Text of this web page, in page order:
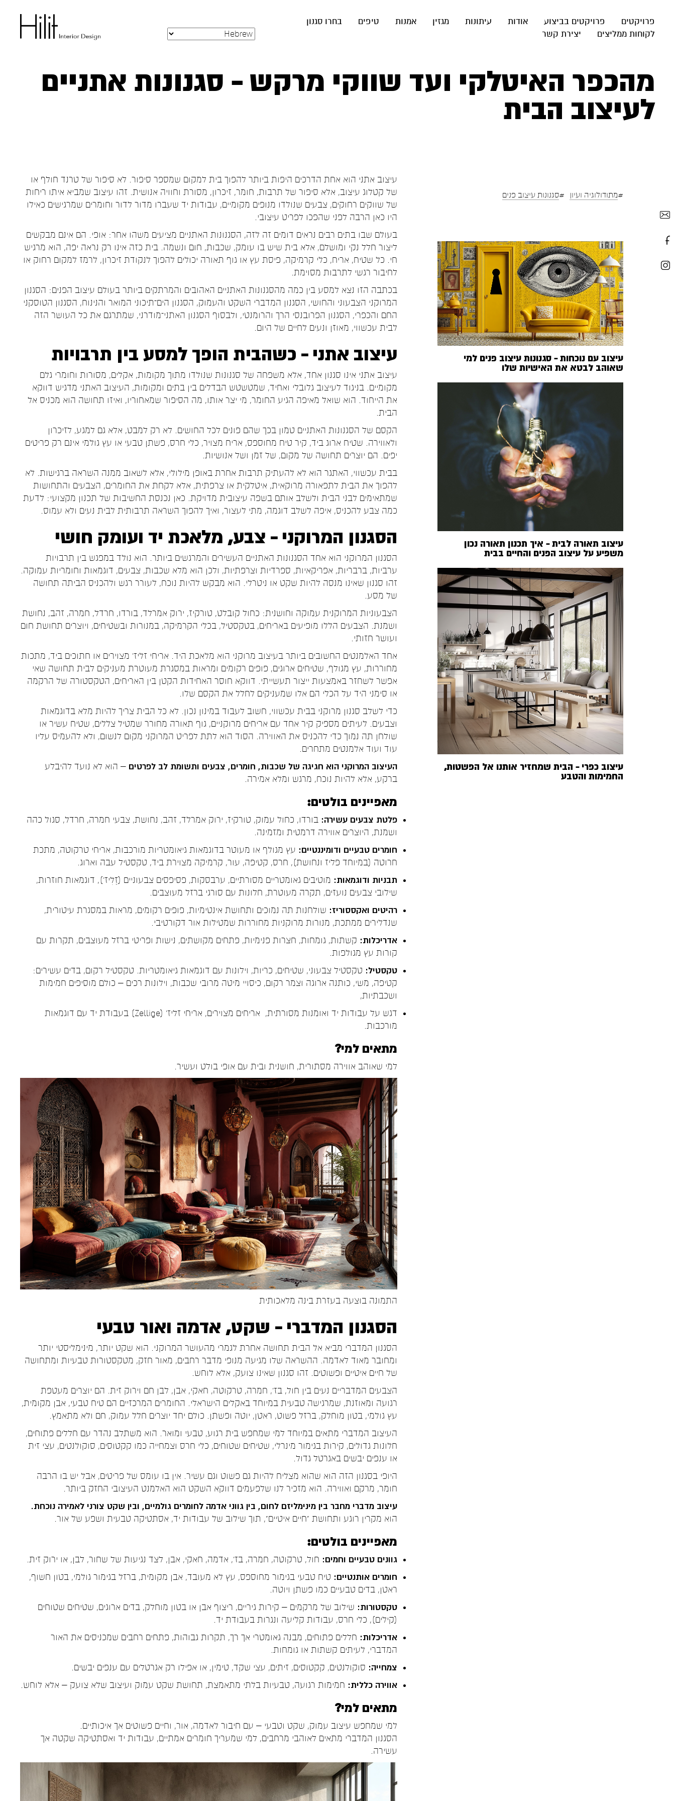
פרויקטים פרויקטים בביצוע אודות עיתונות מגזין אמנות טיפים
בחרו סגנון
לקוחות ממליצים
יצירת קשר
מהכפר האיטלקי ועד שווקי מרקש – סגנונות אתניים
לעיצוב הבית
#מתודולוגיה ועיון #סגנונות עיצוב פנים
עיצוב עם נוכחות – סגנונות עיצוב פנים למי
שאוהב לבטא את האישיות שלו
עיצוב תאורה לבית – איך תכנון תאורה נכון
משפיע על עיצוב הפנים והחיים בבית
עיצוב כפרי – הבית שמחזיר אותנו אל הפשטות,
החמימות והטבע
עיצוב אתני הוא אחת הדרכים היפות ביותר להפוך בית למקום שמספר סיפור. לא סיפור של טרנד חולף או
של קטלוג עיצוב, אלא סיפור של תרבות, חומר, זיכרון, מסורת וחוויה אנושית. זהו עיצוב שמביא איתו ריחות
של שווקים רחוקים, צבעים שנולדו מנופים מקומיים, עבודות יד שעברו מדור לדור וחומרים שמרגישים כאילו
היו כאן הרבה לפני שהפכו לפריט עיצובי.
בעולם שבו בתים רבים נראים דומים זה לזה, הסגנונות האתניים מציעים משהו אחר: אופי. הם אינם מבקשים
ליצור חלל נקי ומושלם, אלא בית שיש בו עומק, שכבות, חום ונשמה. בית כזה אינו רק נראה יפה, הוא מרגיש
חי. כל שטיח, אריח, כלי קרמיקה, פיסת עץ או גוף תאורה יכולים להפוך לנקודת זיכרון, לרמז למקום רחוק או
לחיבור רגשי לתרבות מסוימת.
בכתבה הזו נצא למסע בין כמה מהסגנונות האתניים האהובים והמרתקים ביותר בעולם עיצוב הפנים: הסגנון
המרוקני הצבעוני והחושי, הסגנון המדברי השקט והעמוק, הסגנון הים־תיכוני המואר והנינוח, הסגנון הטוסקני
החם והכפרי, הסגנון הפרובנסי הרך והרומנטי, ולבסוף הסגנון האתני־מודרני, שמתרגם את כל העושר הזה
לבית עכשווי, מאוזן ונעים לחיים של היום.
עיצוב אתני – כשהבית הופך למסע בין תרבויות
עיצוב אתני אינו סגנון אחד, אלא משפחה של סגנונות שנולדו מתוך מקומות, אקלים, מסורות וחומרי גלם
מקומיים. בניגוד לעיצוב גלובלי ואחיד, שמטשטש הבדלים בין בתים ומקומות, העיצוב האתני מדגיש דווקא
את הייחוד. הוא שואל מאיפה הגיע החומר, מי יצר אותו, מה הסיפור שמאחוריו, ואיזו תחושה הוא מכניס אל
הבית.
הקסם של הסגנונות האתניים טמון בכך שהם פונים לכל החושים. לא רק למבט, אלא גם למגע, לזיכרון
ולאווירה. שטיח ארוג ביד, קיר טיח מחוספס, אריח מצויר, כלי חרס, פשתן טבעי או עץ גולמי אינם רק פריטים
יפים. הם יוצרים תחושה של מקום, של זמן ושל אנושיות.
בבית עכשווי, האתגר הוא לא להעתיק תרבות אחרת באופן מילולי, אלא לשאוב ממנה השראה ברגישות. לא
להפוך את הבית לתפאורה מרוקאית, איטלקית או צרפתית, אלא לקחת את החומרים, הצבעים והתחושות
שמתאימים לבני הבית ולשלב אותם בשפה עיצובית מדויקת. כאן נכנסת החשיבות של תכנון מקצועי: לדעת
כמה צבע להכניס, איפה לשלב דוגמה, מתי לעצור, ואיך להפוך השראה תרבותית לבית נעים ולא עמוס.
הסגנון המרוקני – צבע, מלאכת יד ועומק חושי
הסגנון המרוקני הוא אחד הסגנונות האתניים העשירים והמרגשים ביותר. הוא נולד במפגש בין תרבויות
ערביות, ברבריות, אפריקאיות, ספרדיות וצרפתיות, ולכן הוא מלא שכבות, צבעים, דוגמאות וחומריות עמוקה.
זהו סגנון שאינו מנסה להיות שקט או ניטרלי. הוא מבקש להיות נוכח, לעורר רגש ולהכניס הביתה תחושה
של מסע.
הצבעוניות המרוקנית עמוקה וחושנית: כחול קובלט, טורקיז, ירוק אמרלד, בורדו, חרדל, חמרה, זהב, נחושת
ושמנת. הצבעים הללו מופיעים באריחים, בטקסטיל, בכלי הקרמיקה, במנורות ובשטיחים, ויוצרים תחושת חום
ועושר חזותי.
אחד האלמנטים החשובים ביותר בעיצוב מרוקני הוא מלאכת היד. אריחי זליז' מצוירים או חתוכים ביד, מתכות
מחוררות, עץ מגולף, שטיחים ארוגים, פופים רקומים ומראות במסגרת מעוטרת מעניקים לבית תחושה שאי
אפשר לשחזר באמצעות ייצור תעשייתי. דווקא חוסר האחידות הקטן בין האריחים, הטקסטורה של הרקמה
או סימני היד על הכלי הם אלו שמעניקים לחלל את הקסם שלו.
כדי לשלב סגנון מרוקני בבית עכשווי, חשוב לעבוד במינון נכון. לא כל הבית צריך להיות מלא בדוגמאות
וצבעים. לעיתים מספיק קיר אחד עם אריחים מרוקניים, גוף תאורה מחורר שמטיל צללים, שטיח עשיר או
שולחן תה נמוך כדי להכניס את האווירה. הסוד הוא לתת לפריט המרוקני מקום לנשום, ולא להעמיס עליו
עוד ועוד אלמנטים מתחרים.
העיצוב המרוקני הוא חגיגה של שכבות, חומרים, צבעים ותשומת לב לפרטים – הוא לא נועד להיבלע
ברקע, אלא להיות נוכח, מרגש ומלא אמירה.
מאפיינים בולטים:
פלטת צבעים עשירה: בורדו, כחול עמוק, טורקיז, ירוק אמרלד, זהב, נחושת, צבעי חמרה, חרדל, סגול כהה
ושמנת, היוצרים אווירה דרמטית ומזמינה.
חומרים טבעיים ודומיננטיים: עץ מגולף או מעוטר בדוגמאות גיאומטריות מורכבות, אריחי טרקוטה, מתכת
חרוטה (במיוחד פליז ונחושת), חרס, קטיפה, עור, קרמיקה מצוירת ביד, טקסטיל עבה וארוג.
תבניות ודוגמאות: מוטיבים גאומטריים מסורתיים, ערבסקות, פסיפסים צבעוניים (זֶלִיז’), דוגמאות חוזרות,
שילובי צבעים נועזים, תקרה מעוטרת, חלונות עם סורגי ברזל מעוצבים.
רהיטים ואקססוריז: שולחנות תה נמוכים ותחושת אינטימיות, פופים רקומים, מראות במסגרת עיטורית,
שנדלירים ממתכת, מנורות מרוקניות מחוררות שמטילות אור דקורטיבי.
אדריכלות: קשתות, גומחות, חצרות פנימיות, פתחים מקושתים, נישות ופריטי ברזל מעוצבים, תקרות עם
קורות עץ מגולפות.
טקסטיל: טקסטיל צבעוני, שטיחים, כריות, וילונות עם דוגמאות גיאומטריות. טקסטיל רקום,בדים עשירים:
קטיפה, משי, כותנה ארוגה וצמר רקום, כיסויי מיטה מרובי שכבות, וילונות רכים – כולם מוסיפים חמימות
ושכבתיות,
דגש על עבודות יד ואומנות מסורתית, אריחים מצוירים,
אריחי זליז' (Zellige) בעבודת יד עם דוגמאות
מורכבות.
מתאים למי?
למי שאוהב אווירה מסתורית, חושנית ובית עם אופי בולט ועשיר.
התמונה בוצעה בעזרת בינה מלאכותית
הסגנון המדברי – שקט, אדמה ואור טבעי
הסגנון המדברי מביא אל הבית תחושה אחרת לגמרי מהעושר המרוקני. הוא שקט יותר, מינימליסטי יותר
ומחובר מאוד לאדמה. ההשראה שלו מגיעה מנופי מדבר רחבים, מאור חזק, מטקסטורות טבעיות ומתחושה
של חיים איטיים ופשוטים. זהו סגנון שאינו צועק, אלא לוחש.
הצבעים המדבריים נעים בין חול, בז', חמרה, טרקוטה, חאקי, אבן, לבן חם וירוק זית. הם יוצרים מעטפת
רגועה ומאוזנת, שמרגישה טבעית במיוחד באקלים הישראלי. החומרים המרכזיים הם טיח טבעי, אבן מקומית,
עץ גולמי, בטון מוחלק, ברזל פשוט, ראטן, יוטה ופשתן. כולם יחד יוצרים חלל עמוק, חם ולא מתאמץ.
העיצוב המדברי מתאים במיוחד למי שמחפש בית רגוע, טבעי ומואר. הוא משתלב נהדר עם חללים פתוחים,
חלונות גדולים, קירות בגימור מינרלי, שטיחים שטוחים, כלי חרס וצמחייה כמו קקטוסים, סוקולנטים, עצי זית
או ענפים יבשים באגרטל גדול.
היופי בסגנון הזה הוא שהוא מצליח להיות גם פשוט וגם עשיר. אין בו עומס של פריטים, אבל יש בו הרבה
חומר, מרקם ואווירה. הוא מזכיר לנו שלפעמים דווקא השקט הוא האלמנט העיצובי החזק ביותר.
עיצוב מדברי מחבר בין מינימליזם לחום, בין גווני אדמה לחומרים גולמיים, ובין שקט צורני לאמירה נוכחת.
הוא מקרין רוגע ותחושת "חיים איטיים", תוך שילוב של עבודות יד, אסתטיקה טבעית ושפע של אור.
מאפיינים בולטים:
גוונים טבעיים וחמים: חול, טרקוטה, חמרה, בז', אדמה, חאקי, אבן, לצד נגיעות של שחור, לבן, או ירוק זית.
חומרים אותנטיים: טיח טבעי בגימור מחוספס, עץ לא מעובד, אבן מקומית, ברזל בגימור גולמי, בטון חשוף,
ראטן, בדים טבעיים כמו פשתן ויוטה.
טקסטורות: שילוב של מרקמים – קירות גיריים, ריצוף אבן או בטון מוחלק, בדים ארוגים, שטיחים שטוחים
(קילים), כלי חרס, עבודות קליעה ונגרות בעבודת יד.
אדריכלות: חללים פתוחים, מבנה גאומטרי אך רך, תקרות גבוהות, פתחים רחבים שמכניסים את האור
המדברי, לעיתים קשתות או גומחות.
צמחייה: סוקולנטים, קקטוסים, זיתים, עצי שקד, טימין, או אפילו רק אגרטלים עם ענפים יבשים.
אווירה כללית: חמימות רגועה, טבעיות בלתי מתאמצת, תחושת שקט עמוק ועיצוב שלא צועק – אלא לוחש.
מתאים למי?
למי שמחפש עיצוב עמוק, שקט וטבעי – עם חיבור לאדמה, אור, וחיים פשוטים אך איכותיים.
הסגנון המדברי מתאים לאוהבי מרחבים, למי שמעריך חומרים אמתיים, עבודות יד ואסתטיקה שקטה אך
עשירה.